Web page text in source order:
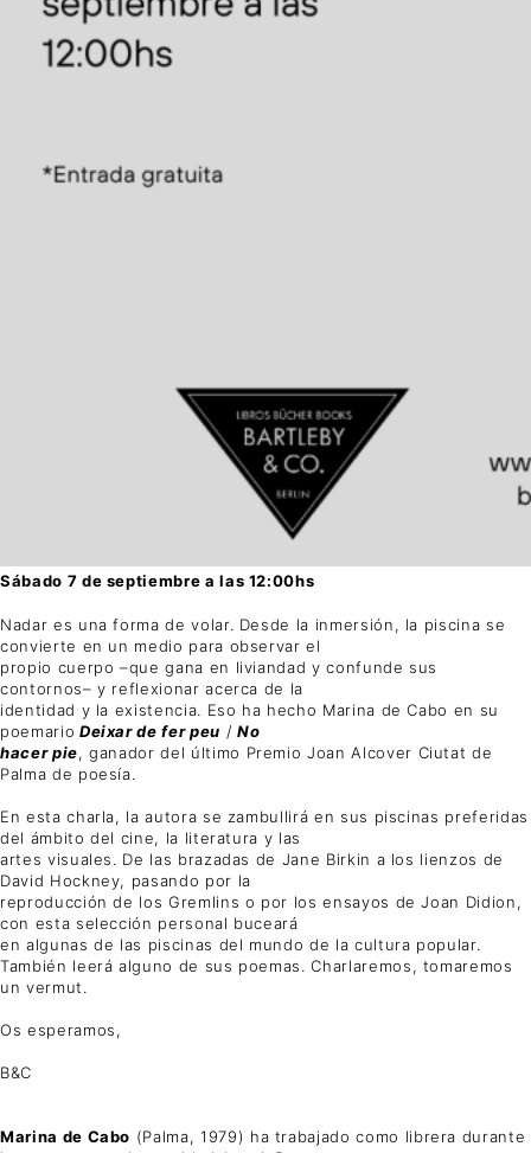
Sábado 7 de septiembre a las 12:00hs
Nadar es una forma de volar. Desde la inmersión, la piscina se
convierte en un medio para observar el
propio cuerpo –que gana en liviandad y confunde sus
contornos– y reflexionar acerca de la
identidad y la existencia. Eso ha hecho Marina de Cabo en su
poemario Deixar de fer peu / No
hacer pie, ganador del último Premio Joan Alcover Ciutat de
Palma de poesía.
En esta charla, la autora se zambullirá en sus piscinas preferidas
del ámbito del cine, la literatura y las
artes visuales. De las brazadas de Jane Birkin a los lienzos de
David Hockney, pasando por la
reproducción de los Gremlins o por los ensayos de Joan Didion,
con esta selección personal buceará
en algunas de las piscinas del mundo de la cultura popular.
También leerá alguno de sus poemas. Charlaremos, tomaremos
un vermut.
Os esperamos,
B&C
Marina de Cabo (Palma, 1979) ha trabajado como librera durante